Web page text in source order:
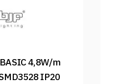
4,8W/m
IP20